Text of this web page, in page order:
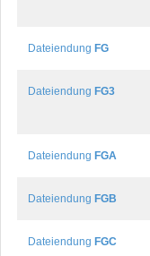
Dateiendung FG
Dateiendung FG3
Dateiendung FGA
Dateiendung FGB
Dateiendung FGC